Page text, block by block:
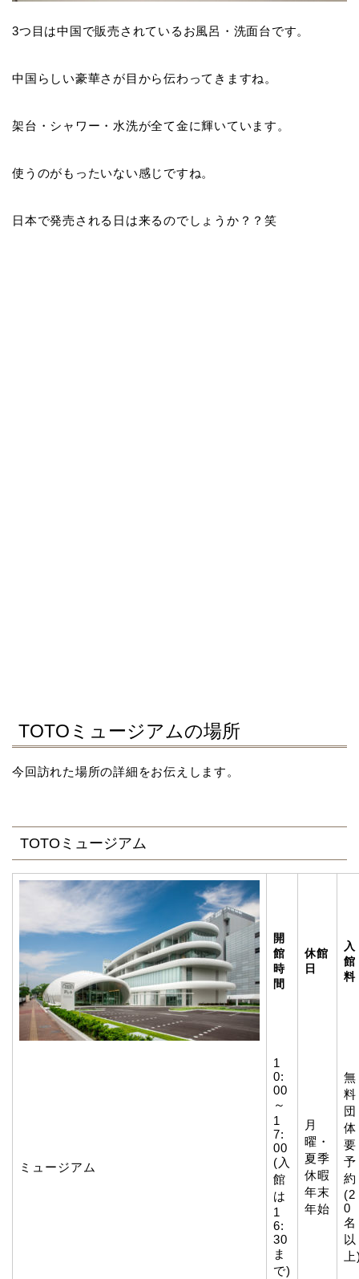
3つ目は中国で販売されているお風呂・洗面台です。
中国らしい豪華さが目から伝わってきますね。
架台・シャワー・水洗が全て金に輝いています。
使うのがもったいない感じですね。
日本で発売される日は来るのでしょうか？？笑
TOTOミュージアムの場所
今回訪れた場所の詳細をお伝えします。
TOTOミュージアム
開
館
時
間
休館
日
入
館
料
ミュージアム
1
0:
00
～
1
7:
00
(入
館
は
1
6:
30
ま
で)
月
曜・
夏季
休暇
年末
年始
無
料
団
体
要
予
約
(2
0
名
以